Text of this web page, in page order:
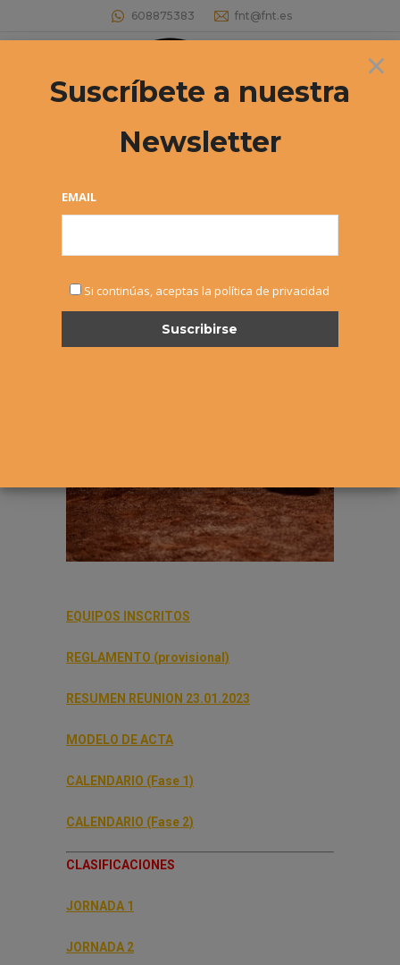
608875383 fnt@fnt.es
Buscar:
LIGA DE TENIS POR EQUIPOS
EQUIPOS INSCRITOS
REGLAMENTO (provisional)
RESUMEN REUNION 23.01.2023
MODELO DE ACTA
CALENDARIO (Fase 1)
CALENDARIO (Fase 2)
CLASIFICACIONES
JORNADA 1
JORNADA 2
×
Suscríbete a nuestra
Newsletter
EMAIL
Si continúas, aceptas la política de privacidad